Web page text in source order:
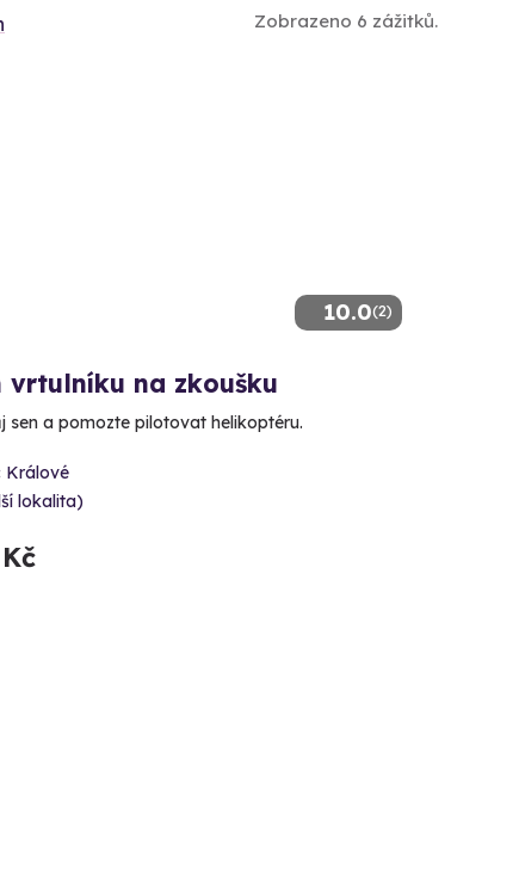
Zobrazeno 6 zážitků.
10.0(2)
vrtulníku na zkoušku
sen a pomozte pilotovat helikoptéru.
Králové
lokalita)